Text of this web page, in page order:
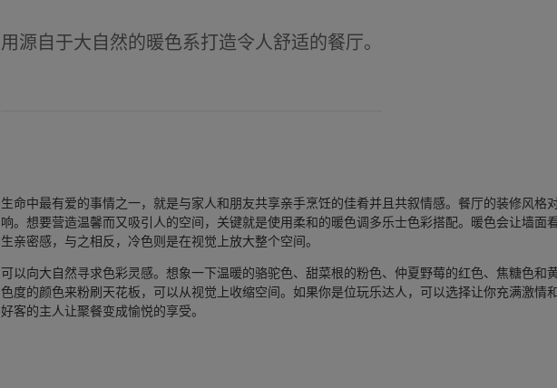
用源自于大自然的暖色系打造令人舒适的餐厅。
生命中最有爱的事情之一，就是与家人和朋友共享亲手烹饪的佳肴并且共叙情感。餐厅的装修风格
响。想要营造温馨而又吸引人的空间，关键就是使用柔和的暖色调多乐士色彩搭配。暖色会让墙面
生亲密感，与之相反，冷色则是在视觉上放大整个空间。
可以向大自然寻求色彩灵感。想象一下温暖的骆驼色、甜菜根的粉色、仲夏野莓的红色、焦糖色和
色度的颜色来粉刷天花板，可以从视觉上收缩空间。如果你是位玩乐达人，可以选择让你充满激情
好客的主人让聚餐变成愉悦的享受。